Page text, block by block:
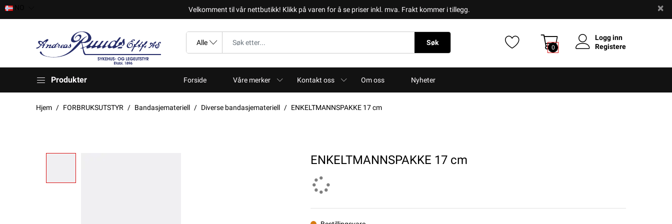
Velkomment til vår nettbutikk! Klikk på varen for å se priser inkl. mva. Frakt kommer i tillegg.
Søk
0
Logg inn
Registere
Produkter Forside Våre merker Kontakt oss Om oss Nyheter
Hjem FORBRUKSUTSTYR Bandasjemateriell Diverse bandasjemateriell ENKELTMANNSPAKKE 17 cm
ENKELTMANNSPAKKE 17 cm